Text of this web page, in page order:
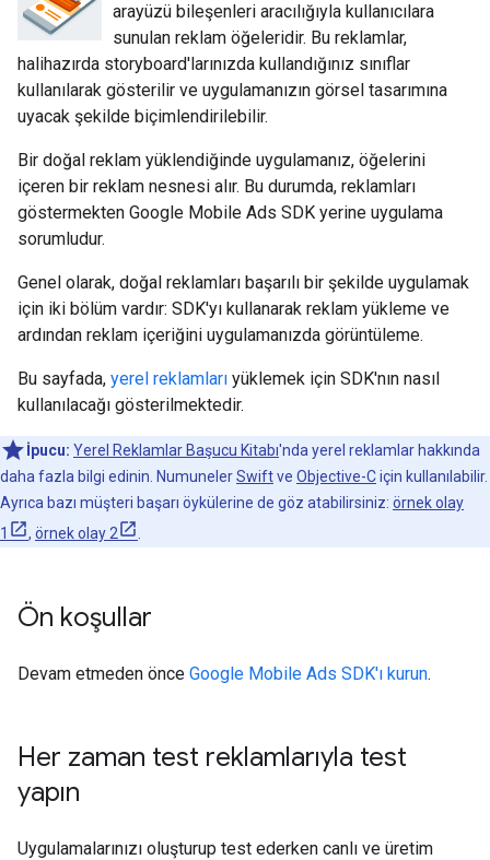
arayüzü bileşenleri aracılığıyla kullanıcılara
sunulan reklam öğeleridir. Bu reklamlar,
halihazırda storyboard'larınızda kullandığınız sınıflar
kullanılarak gösterilir ve uygulamanızın görsel tasarımına
uyacak şekilde biçimlendirilebilir.
Bir doğal reklam yüklendiğinde uygulamanız, öğelerini
içeren bir reklam nesnesi alır. Bu durumda, reklamları
göstermekten Google Mobile Ads SDK yerine uygulama
sorumludur.
Genel olarak, doğal reklamları başarılı bir şekilde uygulamak
için iki bölüm vardır: SDK'yı kullanarak reklam yükleme ve
ardından reklam içeriğini uygulamanızda görüntüleme.
Bu sayfada, yerel reklamları yüklemek için SDK'nın nasıl
kullanılacağı gösterilmektedir.
İpucu: Yerel Reklamlar Başucu Kitabı'nda yerel reklamlar hakkında
daha fazla bilgi edinin. NumunelerSwiftve Objective-Ciçin kullanılabilir.
Ayrıca bazı müşteri başarı öykülerine de göz atabilirsiniz: örnek olay
1
, örnek olay 2
Ön koşullar
Devam etmeden önce Google Mobile Ads SDK'ı kurun.
Her zaman test reklamlarıyla test
yapın
Uygulamalarınızı oluşturup test ederken canlı ve üretim